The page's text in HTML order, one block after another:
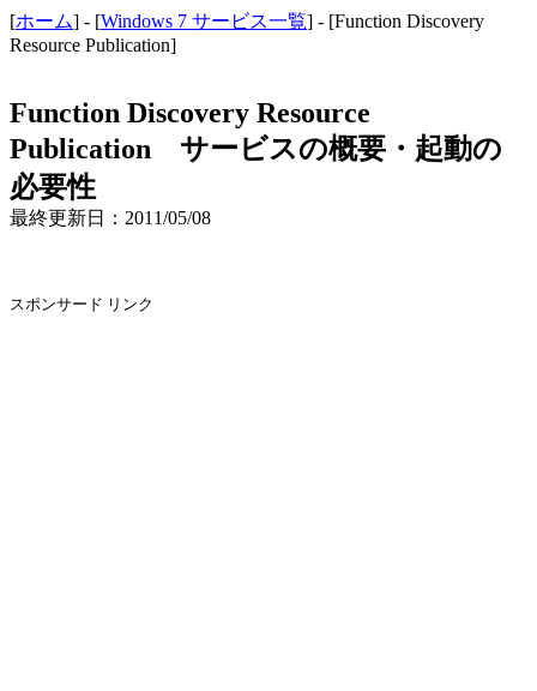
[ホーム] - [Windows 7 サービス一覧] - [Function Discovery
Resource Publication]
Function Discovery Resource
Publication サービスの概要・起動の
必要性
最終更新日：2011/05/08
スポンサード リンク